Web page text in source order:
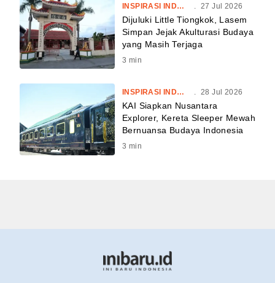
INSPIRASI INDONESIA . 27 Jul 2026
Dijuluki Little Tiongkok, Lasem
Simpan Jejak Akulturasi Budaya
yang Masih Terjaga
3 min
INSPIRASI INDONESIA . 28 Jul 2026
KAI Siapkan Nusantara
Explorer, Kereta Sleeper Mewah
Bernuansa Budaya Indonesia
3 min